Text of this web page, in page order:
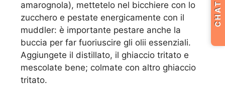
amarognola), mettetelo nel bicchiere con lo
zucchero e pestate energicamente con il
muddler: è importante pestare anche la
buccia per far fuoriuscire gli olii essenziali.
Aggiungete il distillato, il ghiaccio tritato e
mescolate bene; colmate con altro ghiaccio
tritato.
CHAT